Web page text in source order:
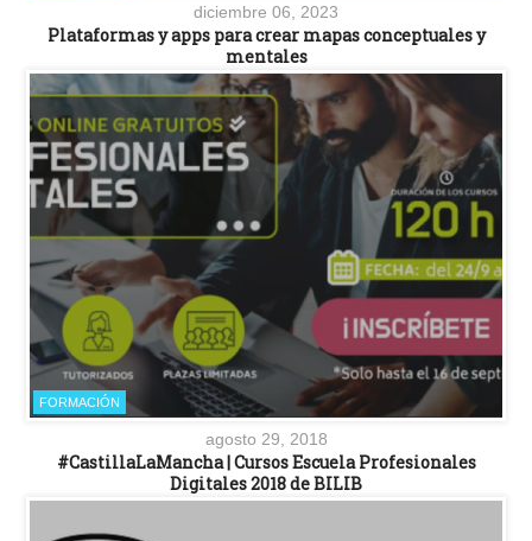
diciembre 06, 2023
Plataformas y apps para crear mapas conceptuales y
mentales
FORMACIÓN
agosto 29, 2018
#CastillaLaMancha | Cursos Escuela Profesionales
Digitales 2018 de BILIB